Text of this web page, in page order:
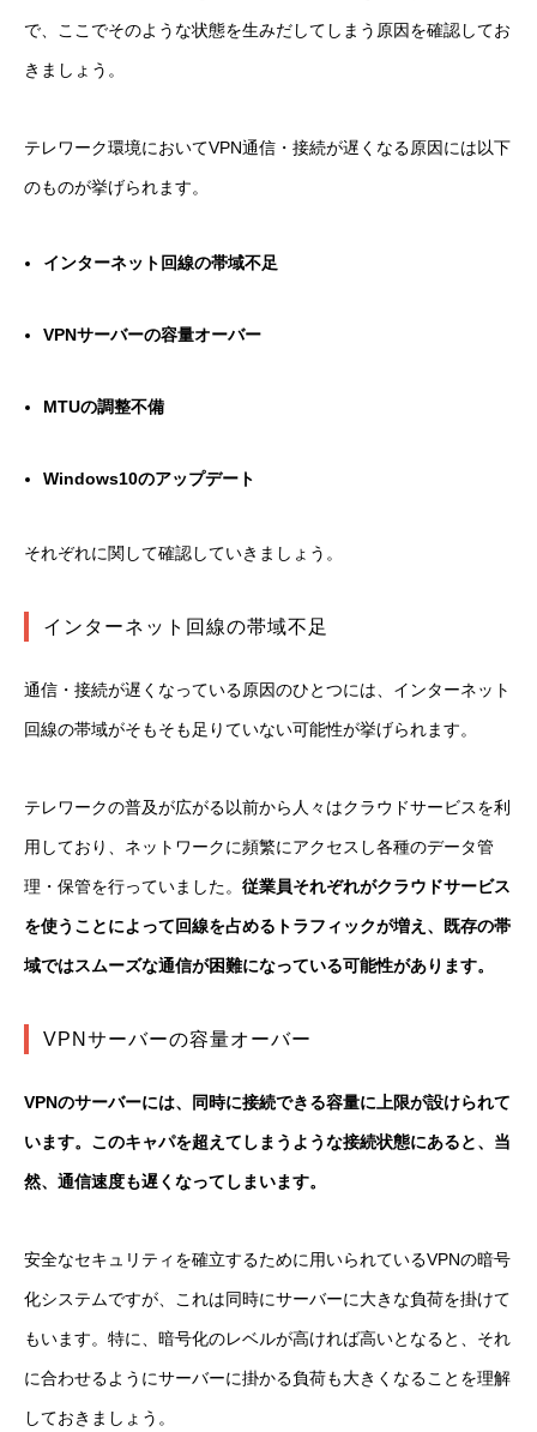
で、ここでそのような状態を生みだしてしまう原因を確認してお
きましょう。
テレワーク環境においてVPN通信・接続が遅くなる原因には以下
のものが挙げられます。
インターネット回線の帯域不足
VPNサーバーの容量オーバー
MTUの調整不備
Windows10のアップデート
それぞれに関して確認していきましょう。
インターネット回線の帯域不足
通信・接続が遅くなっている原因のひとつには、インターネット
回線の帯域がそもそも足りていない可能性が挙げられます。
テレワークの普及が広がる以前から人々はクラウドサービスを利
用しており、ネットワークに頻繁にアクセスし各種のデータ管
理・保管を行っていました。 従業員それぞれがクラウドサービス
を使うことによって回線を占めるトラフィックが増え、既存の帯
域ではスムーズな通信が困難になっている可能性があります。
VPNサーバーの容量オーバー
VPNのサーバーには、同時に接続できる容量に上限が設けられて
います。このキャパを超えてしまうような接続状態にあると、当
然、通信速度も遅くなってしまいます。
安全なセキュリティを確立するために用いられているVPNの暗号
化システムですが、これは同時にサーバーに大きな負荷を掛けて
もいます。特に、暗号化のレベルが高ければ高いとなると、それ
に合わせるようにサーバーに掛かる負荷も大きくなることを理解
しておきましょう。